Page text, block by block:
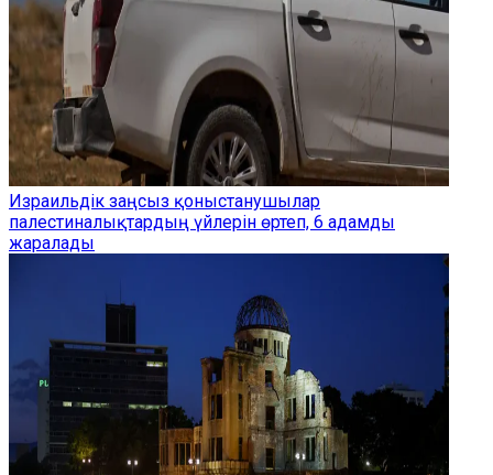
Израильдік заңсыз қоныстанушылар
палестиналықтардың үйлерін өртеп, 6 адамды
жаралады